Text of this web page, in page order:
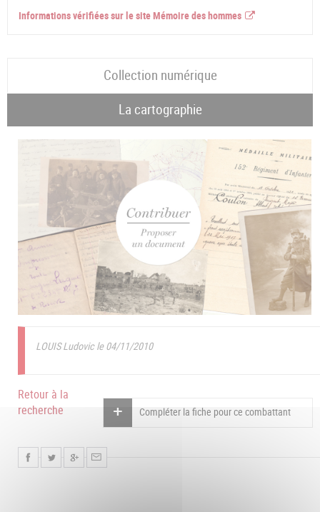
Informations vérifiées sur le site Mémoire des hommes
Collection numérique
La cartographie
LOUIS Ludovic le 04/11/2010
Compléter la fiche pour ce combattant
Retour à la
recherche